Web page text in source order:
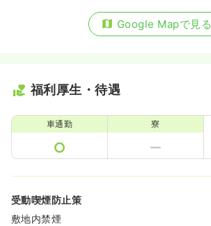
Google Mapで見る
福利厚生・待遇
車通勤 寮
受動喫煙防止策
敷地内禁煙